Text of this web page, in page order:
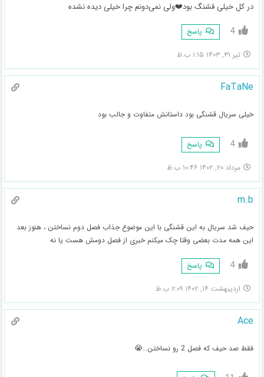
در کل خیلی قشنگ بود❤️ولی نمی‌دونم چرا خیلی دیده نشده
4 پاسخ
تیر ۳۱, ۱۴۰۳ ۱:۱۵ ب.ظ
FaTaNe
خیلی سریال قشنگی بود داستانش متفاوت و جالب بود
4 پاسخ
مرداد ۲۰, ۱۴۰۲ ۱۰:۴۶ ب.ظ
m.b
حیف شد سریال به این قشنگی با این موضوع جذاب فصل دوم نساختن ، هنوز بعد
این همه مدت بعضی وقتا چک میکنم خبری از فصل دومش هست یا نه
4 پاسخ
اردیبهشت ۱۴, ۱۴۰۲ ۲:۰۹ ب.ظ
Ace
فقط صد حیف که فصل 2 رو نساختن…😭